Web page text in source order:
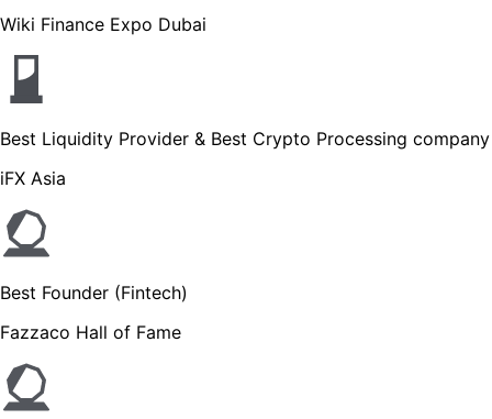
Wiki Finance Expo Dubai
Best Liquidity Provider & Best Crypto Processing company
iFX Asia
Best Founder (Fintech)
Fazzaco Hall of Fame